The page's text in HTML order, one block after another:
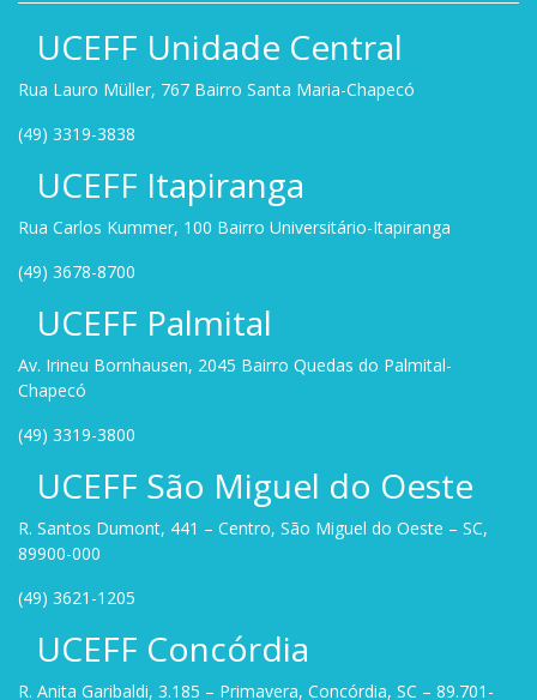
UCEFF Unidade Central
Rua Lauro Müller, 767 Bairro Santa Maria-Chapecó
(49) 3319-3838
UCEFF Itapiranga
Rua Carlos Kummer, 100 Bairro Universitário-Itapiranga
(49) 3678-8700
UCEFF Palmital
Av. Irineu Bornhausen, 2045 Bairro Quedas do Palmital-
Chapecó
(49) 3319-3800
UCEFF São Miguel do Oeste
R. Santos Dumont, 441 – Centro, São Miguel do Oeste – SC,
89900-000
(49) 3621-1205
UCEFF Concórdia
R. Anita Garibaldi, 3.185 – Primavera, Concórdia, SC – 89.701-